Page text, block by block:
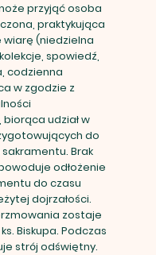
przyjąć osoba
praktykująca
(niedzielna
spowiedź,
codzienna
w zgodzie z
udział w
do
Brak
odłożenie
do czasu
dojrzałości.
zostaje
Biskupa. Podczas
strój odświętny.